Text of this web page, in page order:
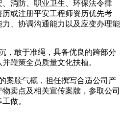
消防、职业卫生、环保法令律
或注册平安工程师资历优先考
、协调沟通能力以及应变办理能
敢于准绳，具备优良的跨部分
鞭策全员质量文化扶植。
牍气概，担任撰写合适公司产
卖点及相关宣传案牍，参取公司
做。